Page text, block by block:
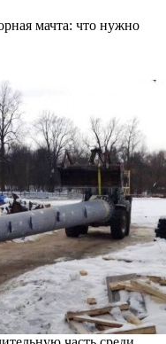
мачта: что нужно